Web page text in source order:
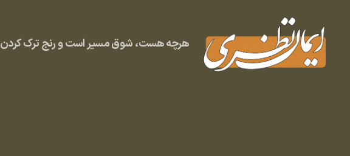
هرچه هست، شوق مسیر است و رنج ترک کردن